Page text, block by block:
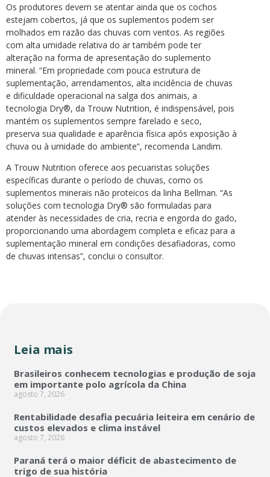
Os produtores devem se atentar ainda que os cochos
estejam cobertos, já que os suplementos podem ser
molhados em razão das chuvas com ventos. As regiões
com alta umidade relativa do ar também pode ter
alteração na forma de apresentação do suplemento
mineral. “Em propriedade com pouca estrutura de
suplementação, arrendamentos, alta incidência de chuvas
e dificuldade operacional na salga dos animais, a
tecnologia Dry®, da Trouw Nutrition, é indispensável, pois
mantém os suplementos sempre farelado e seco,
preserva sua qualidade e aparência física após exposição à
chuva ou à umidade do ambiente”, recomenda Landim.
A Trouw Nutrition oferece aos pecuaristas soluções
específicas durante o período de chuvas, como os
suplementos minerais não proteicos da linha Bellman. “As
soluções com tecnologia Dry® são formuladas para
atender às necessidades de cria, recria e engorda do gado,
proporcionando uma abordagem completa e eficaz para a
suplementação mineral em condições desafiadoras, como
de chuvas intensas”, conclui o consultor.
Leia mais
Brasileiros conhecem tecnologias e produção de soja
em importante polo agrícola da China
agosto 7, 2026
Rentabilidade desafia pecuária leiteira em cenário de
custos elevados e clima instável
agosto 7, 2026
Paraná terá o maior déficit de abastecimento de
trigo de sua história